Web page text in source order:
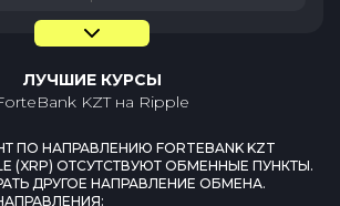
ЛУЧШИЕ КУРСЫ
KZTна Ripple
ПО НАПРАВЛЕНИЮ FORTEBANK KZT
(XRP) ОТСУТСТВУЮТ ОБМЕННЫЕ ПУНКТЫ.
ДРУГОЕ НАПРАВЛЕНИЕ ОБМЕНА.